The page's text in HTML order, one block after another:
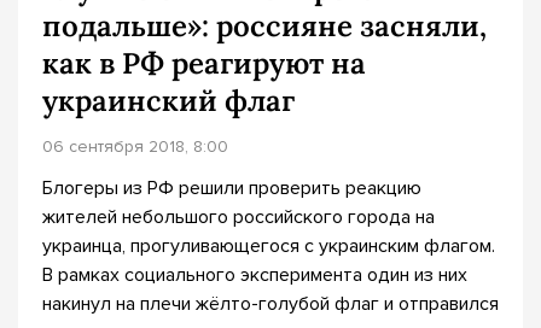
подальше»: россияне засняли,
как в РФ реагируют на
украинский флаг
06 сентября 2018, 8:00
Блогеры из РФ решили проверить реакцию
жителей небольшого российского города на
украинца, прогуливающегося с украинским флагом.
В рамках социального эксперимента один из них
накинул на плечи жёлто-голубой флаг и отправился